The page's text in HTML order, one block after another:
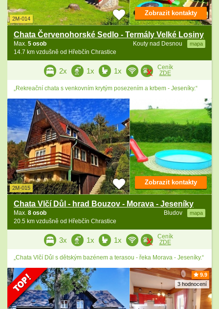
2M-014
Chata Červenohorské Sedlo - Termály Velké Losiny
Kouty nad Desnou mapa
Max. 5 osob
14.7 km vzdušně od Hřebčín Chrastice
Zobrazit kontakty
2x 1x 1x
Ceník
ZDE
„Rekreační chata s venkovním krytým posezením a krbem - Jeseníky.“
2M-015
Chata Vlčí Důl - hrad Bouzov - Morava - Jeseníky
Bludov mapa
Max. 8 osob
20.5 km vzdušně od Hřebčín Chrastice
Zobrazit kontakty
3x 1x 1x
Ceník
ZDE
„Chata Vlčí Důl s dětským bazénem a terasou - řeka Morava - Jeseníky.“
9.9
3 hodnocení